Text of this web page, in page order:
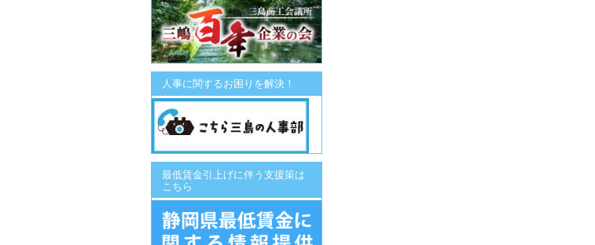
人事に関するお困りを解決！
最低賃金引上げに伴う支援策は
こちら